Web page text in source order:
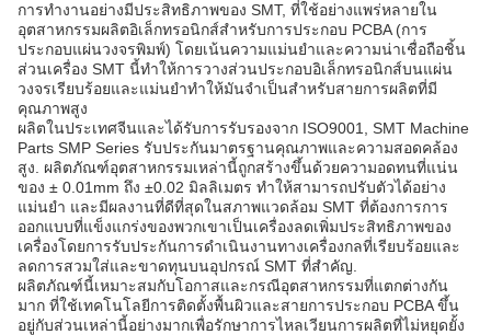
การทํางานอย่างมีประสิทธิภาพของ SMT, ที่ใช้อย่างแพร่หลายใน
อุตสาหกรรมผลิตอิเล็กทรอนิกส์สําหรับการประกอบ PCBA (การ
ประกอบแผ่นวงจรพิมพ์) โดยเน้นความแม่นยําและความน่าเชื่อถือชิ้น
ส่วนเครื่อง SMT นี้ทําให้การวางส่วนประกอบอิเล็กทรอนิกส์บนแผ่น
วงจรเรียบร้อยและแม่นยําทําให้มันจําเป็นสําหรับสายการผลิตที่มี
คุณภาพสูง
ผลิตในประเทศจีนและได้รับการรับรองจาก ISO9001, SMT Machine
Parts SMP Series รับประกันมาตรฐานคุณภาพและความสอดคล้อง
สูง. ผลิตภัณฑ์อุตสาหกรรมเหล่านี้ถูกสร้างขึ้นด้วยความอดทนที่แน่น
ของ ± 0.01mm ถึง ±0.02 มิลลิเมตร ทําให้สามารถปรับตัวได้อย่าง
แม่นยํา และมีผลงานที่ดีที่สุดในสภาพแวดล้อม SMT ที่ต้องการการ
ออกแบบที่แข็งแกร่งของพวกเขาเป็นเครื่องลดเพิ่มประสิทธิภาพของ
เครื่องโดยการรับประกันการดําเนินงานทางเครื่องกลที่เรียบร้อยและ
ลดการสวมใส่และขาดทุนบนอุปกรณ์ SMT ที่สําคัญ.
ผลิตภัณฑ์นี้เหมาะสมกับโอกาสและกรณีอุตสาหกรรมที่แตกต่างกัน
มาก ที่ใช้เทคโนโลยีการติดตั้งพื้นผิวและสายการประกอบ PCBA ขึ้น
อยู่กับส่วนเหล่านี้อย่างมากเพื่อรักษาการไหลเวียนการผลิตที่ไม่หยุดยั้ง